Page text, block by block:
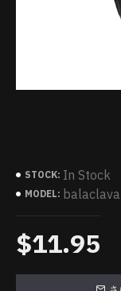
STOCK: In Stock
MODEL:
$11.95